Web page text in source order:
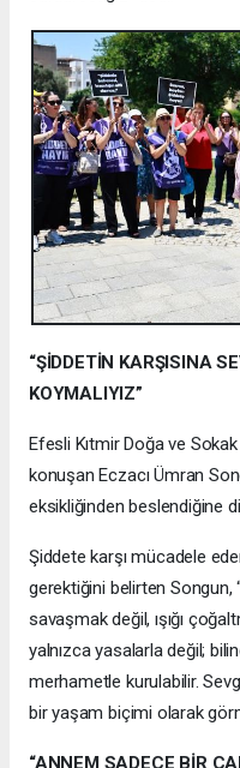
“ŞİDDETİN KARŞISINA
KOYMALIYIZ”
Efesli Kıtmir Doğa ve
konuşan Eczacı Ümran
eksikliğinden beslendiğine
Şiddete karşı mücadele
gerektiğini belirten Songun,
savaşmak değil, ışığı
yalnızca yasalarla değil;
merhametle kurulabilir.
bir yaşam biçimi olarak